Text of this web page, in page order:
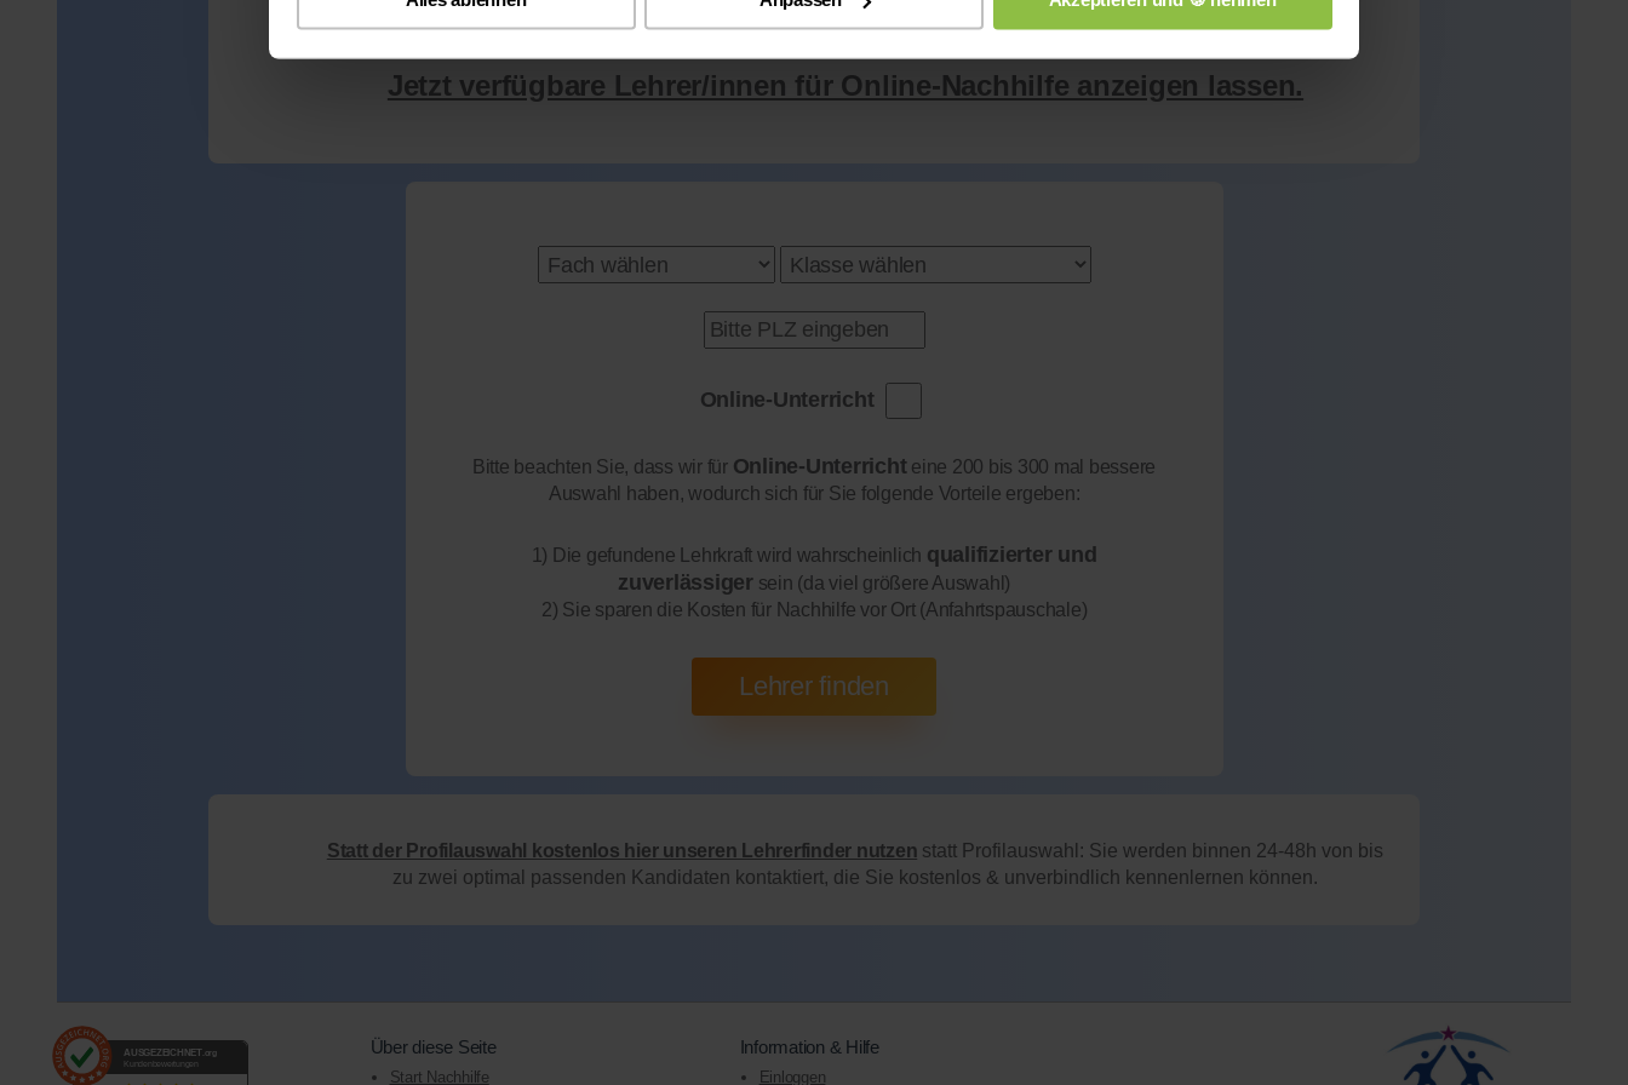
Jetzt verfügbare Lehrer/innen für Online-Nachhilfe anzeigen lassen.
Online-Unterricht
Bitte beachten Sie, dass wir für Online-Unterrichteine 200 bis 300 mal bessere
Auswahl haben, wodurch sich für Sie folgende Vorteile ergeben:
1) Die gefundene Lehrkraft wird wahrscheinlich qualifizierter und
zuverlässigersein (da viel größere Auswahl)
2) Sie sparen die Kosten für Nachhilfe vor Ort (Anfahrtspauschale)
Statt der Profilauswahl kostenlos hier unseren Lehrerfinder nutzen statt Profilauswahl: Sie werden binnen 24-48h von bis
zu zwei optimal passenden Kandidaten kontaktiert, die Sie kostenlos & unverbindlich kennenlernen können.
AUSGEZEICHNET .org
Kundenbewertungen
Über diese Seite
Start Nachhilfe
Information & Hilfe
Einloggen